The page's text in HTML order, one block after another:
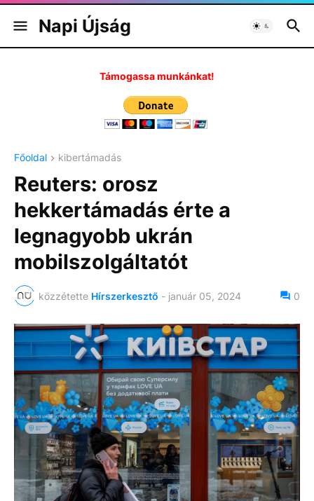
Napi Újság
Támogassa munkánkat!
Főoldal kibertámadás
Reuters: orosz
hekkertámadás érte a
legnagyobb ukrán
mobilszolgáltatót
közzétette Hírszerkesztő - január 05, 2024 0